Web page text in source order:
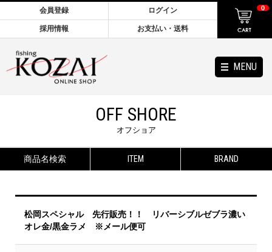
MENU
会員登録 ログイン
採用情報 お支払い・送料
0
OFF SHORE
オフショア
商品名検索 ITEM BRAND
松岡スペシャル 先行販売！！ リバーシブルゼブラ濃い
オレ金/黒金ラメ ※メール便可